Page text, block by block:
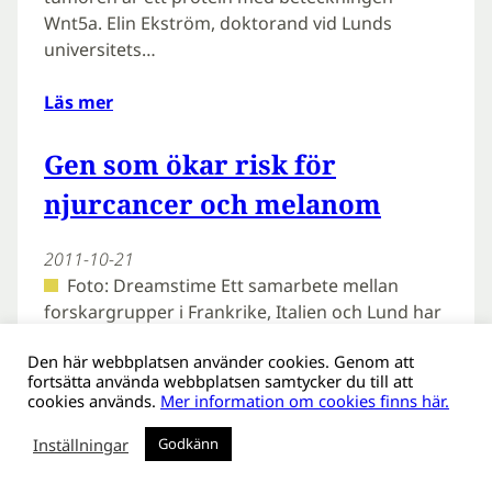
Wnt5a. Elin Ekström, doktorand vid Lunds
universitets…
Läs mer
Gen som ökar risk för
njurcancer och melanom
2011-10-21
Foto: Dreamstime Ett samarbete mellan
forskargrupper i Frankrike, Italien och Lund har
som ökar risken för att drabbas av både malignt
melanom och njurcancer. Fynden…
Läs mer
Den här webbplatsen använder cookies. Genom att
fortsätta använda webbplatsen samtycker du till att
cookies används. Mer information om cookies finns här.
Inställningar
Godkänn